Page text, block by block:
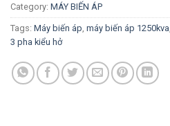
Category: MÁY BIẾN ÁP
Tags: Máy biến áp máy biến áp 1250kva
3 pha kiểu hở